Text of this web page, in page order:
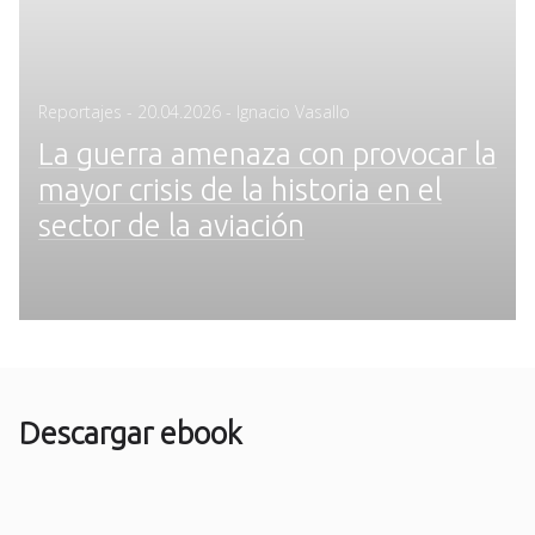
Reportajes - Posted
20.04.2026 - Ignacio Vasallo
La guerra amenaza con provocar la
mayor crisis de la historia en el
sector de la aviación
Descargar ebook